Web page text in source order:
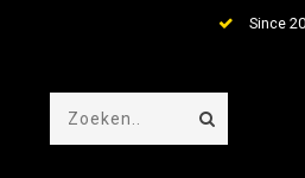
Huge collection of meals